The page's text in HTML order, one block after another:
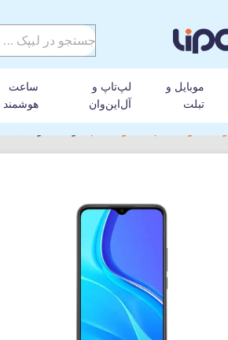
موبایل و
تبلت
لپ‌تاپ و
آل‌این‌وان
ساعت
هوشمند